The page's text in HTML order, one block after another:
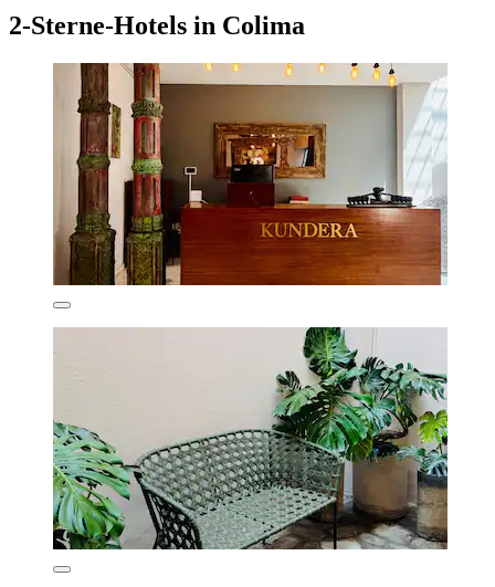
2-Sterne-Hotels in Colima